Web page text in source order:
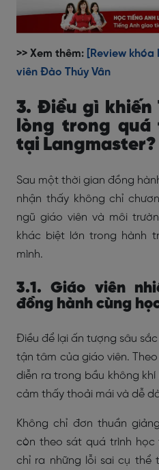
>> Xem thêm:
[Review khóa
viên Đào Thúy Vân
3. Điều gì khiến
lòng trong quá
tại Langmaster?
Sau một thời gian đồng
nhận thấy không chỉ
ngũ giáo viên và môi
khác biệt lớn trong hành
mình.
3.1. Giáo viên
đồng hành cùng
Điều để lại ấn tượng sâu
tận tâm của giáo viên.
diễn ra trong bầu không
cảm thấy thoải mái và dễ
Không chỉ đơn thuần
còn theo sát quá trình
chỉ ra những lỗi sai cụ thể